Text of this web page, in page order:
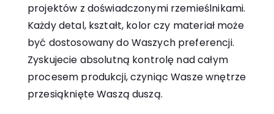
projektów z doświadczonymi rzemieślnikami.
Każdy detal, kształt, kolor czy materiał może
być dostosowany do Waszych preferencji.
Zyskujecie absolutną kontrolę nad całym
procesem produkcji, czyniąc Wasze wnętrze
przesiąknięte Waszą duszą.